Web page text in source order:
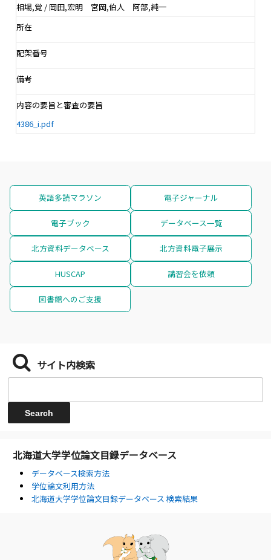
相場,覚 / 岡田,宏明 宮岡,伯人 阿部,純一
所在
配架番号
備考
内容の要旨と審査の要旨
4386_i.pdf
英語多読マラソン 電子ジャーナル
電子ブック データベース一覧
北方資料データベース 北方資料電子展示
HUSCAP 講習会を依頼
図書館へのご支援
サイト内検索
北海道大学学位論文目録データベース
データベース検索方法
学位論文利用方法
北海道大学学位論文目録データベース 検索結果